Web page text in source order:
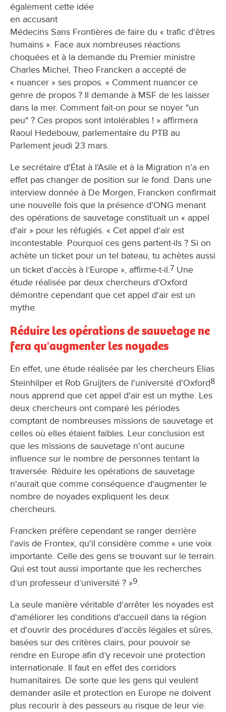
également cette idée
en accusant
Médecins Sans Frontières de faire du « trafic d'êtres
humains ». Face aux nombreuses réactions
choquées et à la demande du Premier ministre
Charles Michel, Theo Francken a accepté de
« nuancer » ses propos. « Comment nuancer ce
genre de propos ? Il demande à MSF de les laisser
dans la mer. Comment fait-on pour se noyer "un
peu" ? Ces propos sont intolérables ! » affirmera
Raoul Hedebouw, parlementaire du PTB au
Parlement jeudi 23 mars.
Le secrétaire d'État à l'Asile et à la Migration n'a en
effet pas changer de position sur le fond. Dans une
interview donnée à De Morgen, Francken confirmait
une nouvelle fois que la présence d'ONG menant
des opérations de sauvetage constituait un « appel
d'air » pour les réfugiés. « Cet appel d’air est
incontestable. Pourquoi ces gens partent-ils ? Si on
achète un ticket pour un tel bateau, tu achètes aussi
un ticket d’accès à l’Europe », affirme-t-il.7 Une
étude réalisée par deux chercheurs d'Oxford
démontre cependant que cet appel d'air est un
mythe.
Réduire les opérations de sauvetage ne
fera qu'augmenter les noyades
En effet, une étude réalisée par les chercheurs Elias
Steinhilper et Rob Gruijters de l'université d'Oxford8
nous apprend que cet appel d'air est un mythe. Les
deux chercheurs ont comparé les périodes
comptant de nombreuses missions de sauvetage et
celles où elles étaient faibles. Leur conclusion est
que les missions de sauvetage n'ont aucune
influence sur le nombre de personnes tentant la
traversée. Réduire les opérations de sauvetage
n'aurait que comme conséquence d'augmenter le
nombre de noyades expliquent les deux
chercheurs.
Francken préfère cependant se ranger derrière
l'avis de Frontex, qu'il considère comme « une voix
importante. Celle des gens se trouvant sur le terrain.
Qui est tout aussi importante que les recherches
d’un professeur d’université ? »9.
La seule manière véritable d'arrêter les noyades est
d'améliorer les conditions d'accueil dans la région
et d'ouvrir des procédures d’accès légales et sûres,
basées sur des critères clairs, pour pouvoir se
rendre en Europe afin d’y recevoir une protection
internationale. Il faut en effet des corridors
humanitaires. De sorte que les gens qui veulent
demander asile et protection en Europe ne doivent
plus recourir à des passeurs au risque de leur vie.